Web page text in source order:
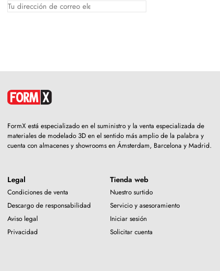
FormX está especializado en el suministro y la venta especializada de
materiales de modelado 3D en el sentido más amplio de la palabra y
cuenta con almacenes y showrooms en Ámsterdam, Barcelona y Madrid.
Legal
Condiciones de venta
Descargo de responsabilidad
Aviso legal
Privacidad
Tienda web
Nuestro surtido
Servicio y asesoramiento
Iniciar sesión
Solicitar cuenta